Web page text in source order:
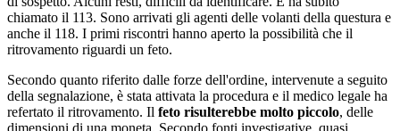
chiamato il 113. Sono arrivati gli agenti delle volanti della questura e
anche il 118. I primi riscontri hanno aperto la possibilità che il
ritrovamento riguardi un feto.
Secondo quanto riferito dalle forze dell'ordine, intervenute a seguito
della segnalazione, è stata attivata la procedura e il medico legale ha
refertato il ritrovamento. Il feto risulterebbe molto piccolo, delle
dimensioni di una moneta. Secondo fonti investigative, quasi